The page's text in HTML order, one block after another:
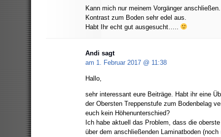
Kann mich nur meinem Vorgänger
Kontrast zum Boden sehr edel aus.
Habt Ihr echt gut ausgesucht…..
Andi sagt
am 1. Februar 2017 @ 11:38
Hallo,
sehr interessant eure Beiträge. Habt ihr eine
der Obersten Treppenstufe zum Bodenbelag
euch kein Höhenunterschied?
Ich habe aktuell das Problem, dass die
über dem anschließenden Laminatboden